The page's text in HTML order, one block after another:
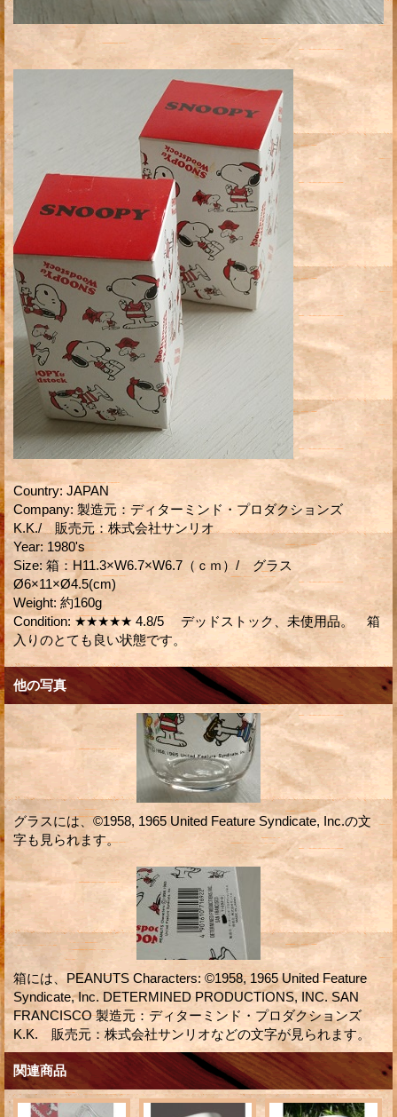
Country: JAPAN
Company: 製造元：ディターミンド・プロダクションズ
K.K./ 販売元：株式会社サンリオ
Year: 1980's
Size: 箱：H11.3×W6.7×W6.7（ｃｍ）/ グラス
Ø6×11×Ø4.5(cm)
Weight: 約160g
Condition: ★★★★★ 4.8/5 デッドストック、未使用品。 箱
入りのとても良い状態です。
他の写真
グラスには、©1958, 1965 United Feature Syndicate, Inc.の文
字も見られます。
箱には、PEANUTS Characters: ©1958, 1965 United Feature
Syndicate, Inc. DETERMINED PRODUCTIONS, INC. SAN
FRANCISCO 製造元：ディターミンド・プロダクションズ
K.K. 販売元：株式会社サンリオなどの文字が見られます。
関連商品